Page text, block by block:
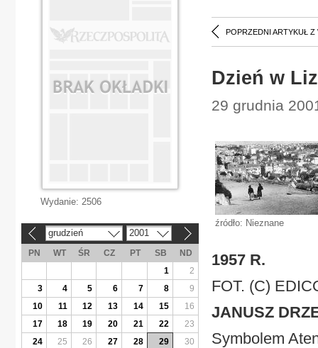
POPRZEDNI ARTYKUŁ Z
Dzień w
29 grudnia
źródło: Nieznane
1957 R.
FOT. (C)
JANUSZ
Symbolem
Wydanie: 2506
grudzień 2001
PN WT ŚR CZ PT SB
ND
1
2
3
4 5 6 7 8
9
10
11 12 13 14 15
16
17
18 19 20 21 22
23
24
25 26 27 28 29
30